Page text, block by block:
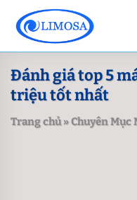
content
Đánh giá top 5
triệu tốt nhất
Trang chủ»Chuyên Mục